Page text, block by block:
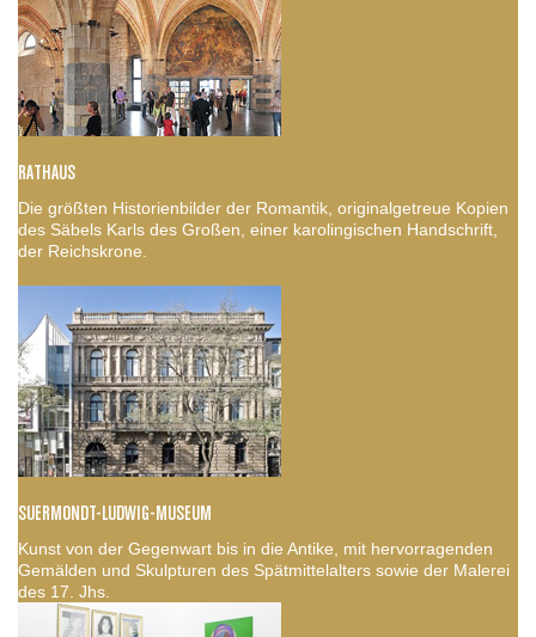
RATHAUS
Die größten Historienbilder der Romantik, originalgetreue Kopien
des Säbels Karls des Großen, einer karolingischen Handschrift,
der Reichskrone.
SUERMONDT-LUDWIG-MUSEUM
Kunst von der Gegenwart bis in die Antike, mit hervorragenden
Gemälden und Skulpturen des Spätmittelalters sowie der Malerei
des 17. Jhs.